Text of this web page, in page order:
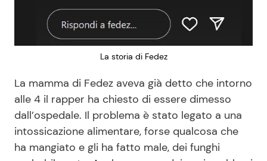
La storia di Fedez
La mamma di Fedez aveva già detto che intorno
alle 4 il rapper ha chiesto di essere dimesso
dall’ospedale. Il problema è stato legato a una
intossicazione alimentare, forse qualcosa che
ha mangiato e gli ha fatto male, dei funghi